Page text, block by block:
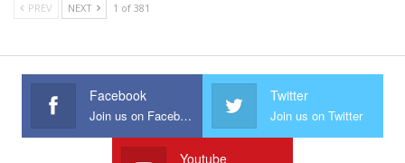
PREV NEXT 1 of 381
Facebook
Join us on Facebook
Twitter
Join us on Twitter
Youtube